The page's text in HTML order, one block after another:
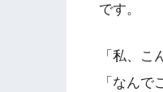
です。
「私、こ
「なん